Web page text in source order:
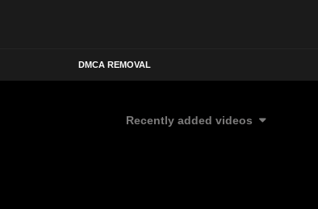
DMCA REMOVAL
Recently added videos